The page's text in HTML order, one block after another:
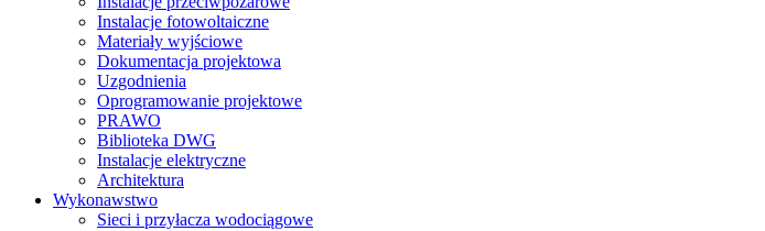
Instalacje fotowoltaiczne
Materiały wyjściowe
Dokumentacja projektowa
Uzgodnienia
Oprogramowanie projektowe
PRAWO
Biblioteka DWG
Instalacje elektryczne
Architektura
Wykonawstwo
Sieci i przyłacza wodociągowe